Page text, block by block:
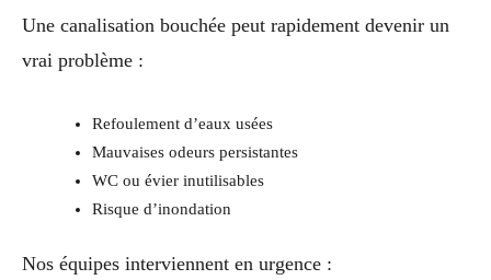
Une canalisation bouchée peut rapidement devenir un
vrai problème :
Refoulement d’eaux usées
Mauvaises odeurs persistantes
WC ou évier inutilisables
Risque d’inondation
Nos équipes interviennent en urgence :